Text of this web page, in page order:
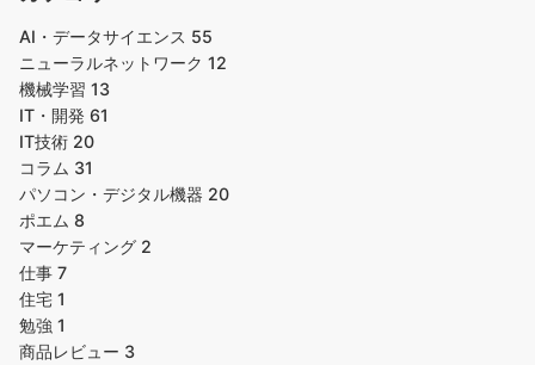
AI・データサイエンス 55
ニューラルネットワーク 12
機械学習 13
IT・開発 61
IT技術 20
コラム 31
パソコン・デジタル機器 20
ポエム 8
マーケティング 2
仕事 7
住宅 1
勉強 1
商品レビュー 3